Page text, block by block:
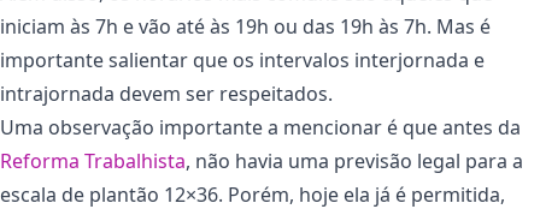
iniciam às 7h e vão até às 19h ou das 19h às 7h. Mas é
importante salientar que os intervalos interjornada e
intrajornada devem ser respeitados.
Uma observação importante a mencionar é que antes da
Reforma Trabalhista, não havia uma previsão legal para a
escala de plantão 12×36. Porém, hoje ela já é permitida,